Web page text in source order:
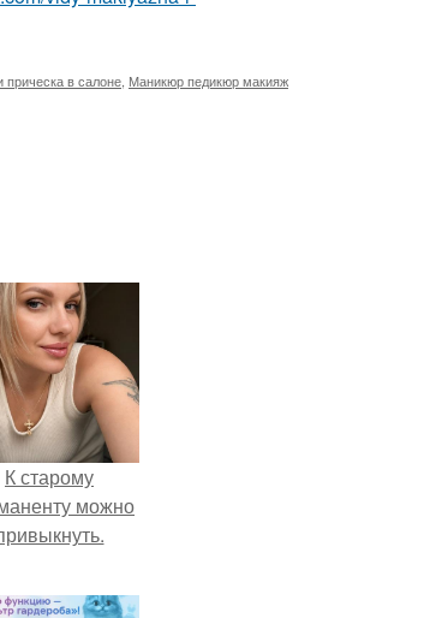
прическа в салоне Маникюр педикюр макияж
К старому
можно